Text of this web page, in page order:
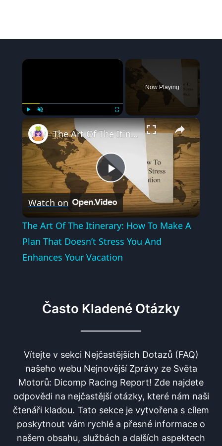
×
Now Playing
×
Play
Video
The Art Of The Itinerary: How To Make A Plan That Doesn’t Stress You And Enhances Your Vacation
Watch on
The Art Of The Itinerary: How To Make A
Plan That Doesn’t Stress You And
Enhances Your Vacation
Často Kladené Otázky
Vítejte v sekci Nejčastějších Dotazů (FAQ)
našeho webu Nejnovější Zprávy ze Světa
Motorů: Dicomp Racing Report! Zde najdete
odpovědi na nejčastější otázky, které nám naši
čtenáři kladou. Tato sekce je vytvořena s cílem
poskytnout vám rychlé a přesné informace o
našem obsahu, službách a dalších aspektech